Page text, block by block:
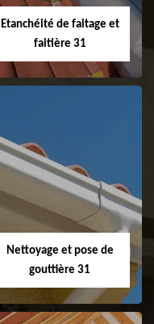
Etanchéité de faitage et
faitière 31
Etanchéité de
faitage et faitière
31
Nettoyage et pose de
gouttière 31